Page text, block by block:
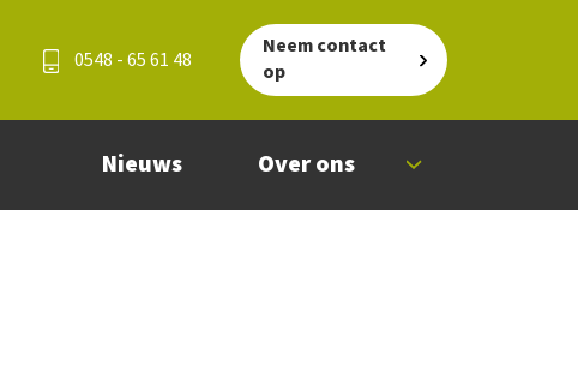
0548 - 65 61 48
Neem contact
op
Nieuws Over ons